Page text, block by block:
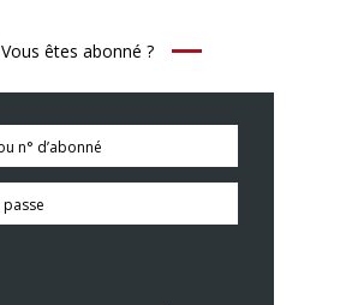
Vous êtes abonné ?